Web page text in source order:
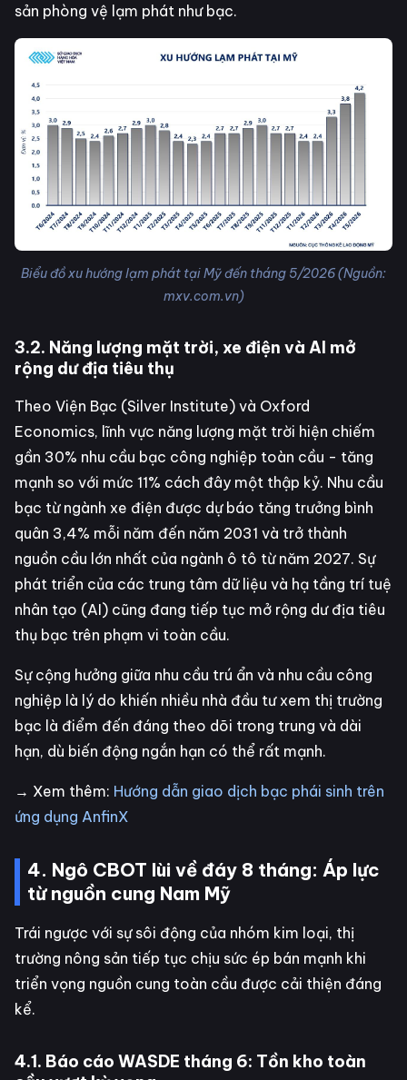
sản phòng vệ lạm phát như bạc.
Biểu đồ xu hướng lạm phát tại Mỹ đến tháng 5/2026 (Nguồn:
mxv.com.vn)
3.2. Năng lượng mặt trời, xe điện và AI mở
rộng dư địa tiêu thụ
Theo Viện Bạc (Silver Institute) và Oxford
Economics, lĩnh vực năng lượng mặt trời hiện chiếm
gần 30% nhu cầu bạc công nghiệp toàn cầu - tăng
mạnh so với mức 11% cách đây một thập kỷ. Nhu cầu
bạc từ ngành xe điện được dự báo tăng trưởng bình
quân 3,4% mỗi năm đến năm 2031 và trở thành
nguồn cầu lớn nhất của ngành ô tô từ năm 2027. Sự
phát triển của các trung tâm dữ liệu và hạ tầng trí tuệ
nhân tạo (AI) cũng đang tiếp tục mở rộng dư địa tiêu
thụ bạc trên phạm vi toàn cầu.
Sự cộng hưởng giữa nhu cầu trú ẩn và nhu cầu công
nghiệp là lý do khiến nhiều nhà đầu tư xem thị trường
bạc là điểm đến đáng theo dõi trong trung và dài
hạn, dù biến động ngắn hạn có thể rất mạnh.
→ Xem thêm: Hướng dẫn giao dịch bạc phái sinh trên
ứng dụng AnfinX
4. Ngô CBOT lùi về đáy 8 tháng: Áp lực
từ nguồn cung Nam Mỹ
Trái ngược với sự sôi động của nhóm kim loại, thị
trường nông sản tiếp tục chịu sức ép bán mạnh khi
triển vọng nguồn cung toàn cầu được cải thiện đáng
kể.
4.1. Báo cáo WASDE tháng 6: Tồn kho toàn